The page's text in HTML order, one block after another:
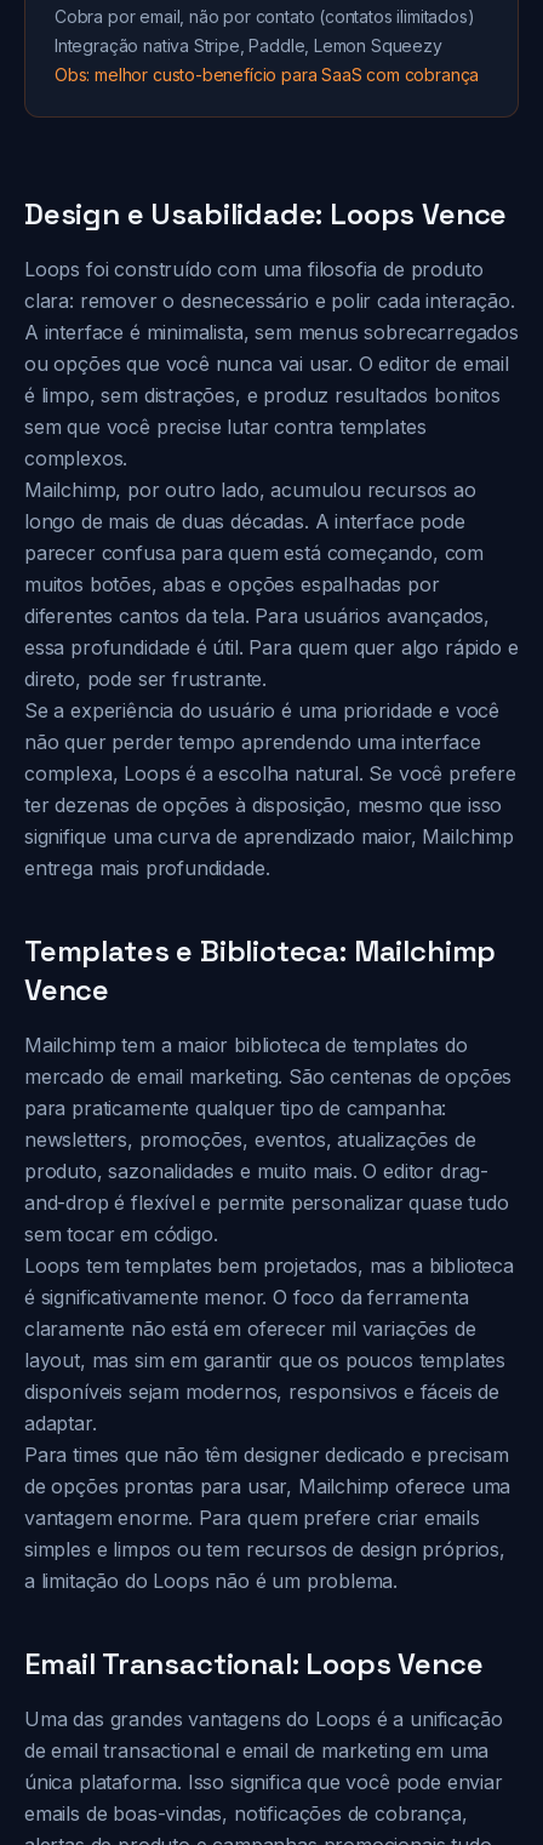
Cobra por email, não por contato (contatos ilimitados)
Integração nativa Stripe, Paddle, Lemon Squeezy
Obs: melhor custo-benefício para SaaS com cobrança
Design e Usabilidade: Loops Vence
Loops foi construído com uma filosofia de produto
clara: remover o desnecessário e polir cada interação.
A interface é minimalista, sem menus sobrecarregados
ou opções que você nunca vai usar. O editor de email
é limpo, sem distrações, e produz resultados bonitos
sem que você precise lutar contra templates
complexos.
Mailchimp, por outro lado, acumulou recursos ao
longo de mais de duas décadas. A interface pode
parecer confusa para quem está começando, com
muitos botões, abas e opções espalhadas por
diferentes cantos da tela. Para usuários avançados,
essa profundidade é útil. Para quem quer algo rápido e
direto, pode ser frustrante.
Se a experiência do usuário é uma prioridade e você
não quer perder tempo aprendendo uma interface
complexa, Loops é a escolha natural. Se você prefere
ter dezenas de opções à disposição, mesmo que isso
signifique uma curva de aprendizado maior, Mailchimp
entrega mais profundidade.
Templates e Biblioteca: Mailchimp
Vence
Mailchimp tem a maior biblioteca de templates do
mercado de email marketing. São centenas de opções
para praticamente qualquer tipo de campanha:
newsletters, promoções, eventos, atualizações de
produto, sazonalidades e muito mais. O editor drag-
and-drop é flexível e permite personalizar quase tudo
sem tocar em código.
Loops tem templates bem projetados, mas a biblioteca
é significativamente menor. O foco da ferramenta
claramente não está em oferecer mil variações de
layout, mas sim em garantir que os poucos templates
disponíveis sejam modernos, responsivos e fáceis de
adaptar.
Para times que não têm designer dedicado e precisam
de opções prontas para usar, Mailchimp oferece uma
vantagem enorme. Para quem prefere criar emails
simples e limpos ou tem recursos de design próprios,
a limitação do Loops não é um problema.
Email Transactional: Loops Vence
Uma das grandes vantagens do Loops é a unificação
de email transactional e email de marketing em uma
única plataforma. Isso significa que você pode enviar
emails de boas-vindas, notificações de cobrança,